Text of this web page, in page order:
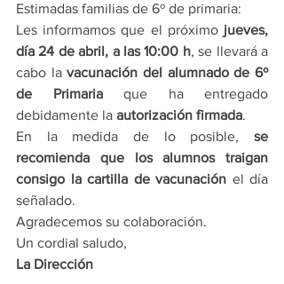
Estimadas familias de 6º de primaria:
Les informamos que el próximo jueves,
día 24 de abril, a las 10:00 h, se llevará a
cabo la vacunación del alumnado de 6º
de Primaria que ha entregado
debidamente la autorización firmada.
En la medida de lo posible, se
recomienda que los alumnos traigan
consigo la cartilla de vacunación el día
señalado.
Agradecemos su colaboración.
Un cordial saludo,
La Dirección